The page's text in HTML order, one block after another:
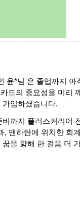
윤*님 은 졸업까지 아
드의 중요성을 미리
가입하셨습니다.
까지 플러스커리어
, 맨하탄에 위치한 회
을 향해 한 걸음 더